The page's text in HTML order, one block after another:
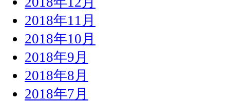
2018年11月
2018年10月
2018年9月
2018年8月
2018年7月